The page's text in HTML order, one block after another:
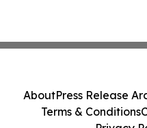
AboutPress Release
Terms & Conditions